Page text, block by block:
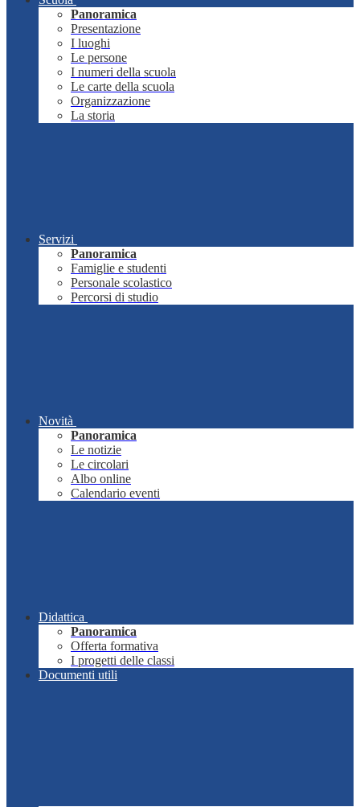
Panoramica
Presentazione
I luoghi
Le persone
I numeri della scuola
Le carte della scuola
Organizzazione
La storia
Servizi
Panoramica
Famiglie e studenti
Personale scolastico
Percorsi di studio
Novità
Panoramica
Le notizie
Le circolari
Albo online
Calendario eventi
Didattica
Panoramica
Offerta formativa
I progetti delle classi
Documenti utili